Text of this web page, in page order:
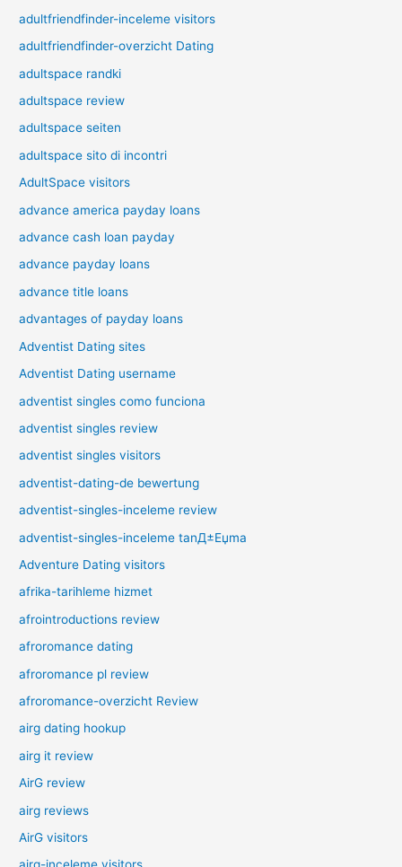
adultfriendfinder-inceleme visitors
adultfriendfinder-overzicht Dating
adultspace randki
adultspace review
adultspace seiten
adultspace sito di incontri
AdultSpace visitors
advance america payday loans
advance cash loan payday
advance payday loans
advance title loans
advantages of payday loans
Adventist Dating sites
Adventist Dating username
adventist singles como funciona
adventist singles review
adventist singles visitors
adventist-dating-de bewertung
adventist-singles-inceleme review
adventist-singles-inceleme tanД±Еџma
Adventure Dating visitors
afrika-tarihleme hizmet
afrointroductions review
afroromance dating
afroromance pl review
afroromance-overzicht Review
airg dating hookup
airg it review
AirG review
airg reviews
AirG visitors